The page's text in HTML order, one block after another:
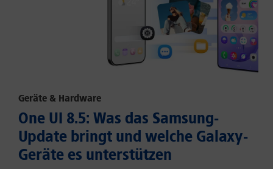
Geräte & Hardware
One UI 8.5: Was das Samsung-
Update bringt und welche Galaxy-
Geräte es unterstützen